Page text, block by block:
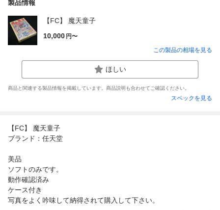
製品情報
【FC】 魔天童子
10,000 円〜
この製品の相場を見る
ほしい
商品と関連する製品情報を掲載しています。商品説明も合わせてご確認ください。
スペックを見る
【FC】 魔天童子
ブランド：任天堂
美品
ソフトのみです。
動作確認済み
ケース付き
写真をよく吟味して納得されて購入して下さい。